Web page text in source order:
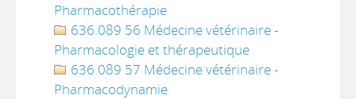
Pharmacothérapie
636.089 56 Médecine vétérinaire -
Pharmacologie et thérapeutique
636.089 57 Médecine vétérinaire -
Pharmacodynamie